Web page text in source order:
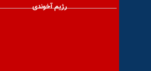
رژیم آخوندی